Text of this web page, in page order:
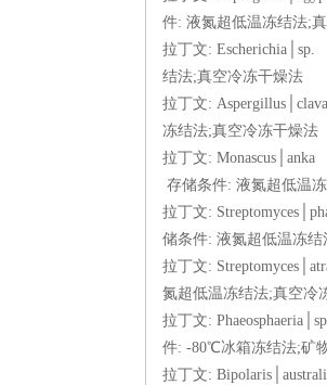
件: 液氮超低温冻结法;
拉丁文:
结法;真空冷冻干燥法
拉丁文:
冻结法;真空冷冻干燥
拉丁文:
存储条件: 液氮超低温
拉丁文:
储条件: 液氮超低温冻
拉丁文:
氮超低温冻结法;真空
拉丁文:
件: -80℃冰箱冻结法;
拉丁文: